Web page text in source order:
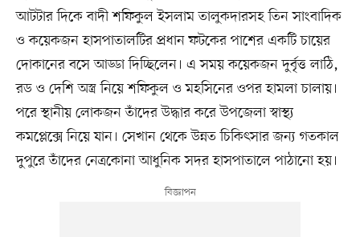
আটটার দিকে বাদী শফিকুল ইসলাম তালুকদারসহ তিন সাংবাদিক
ও কয়েকজন হাসপাতালটির প্রধান ফটকের পাশের একটি চায়ের
দোকানের বসে আড্ডা দিচ্ছিলেন। এ সময় কয়েকজন দুর্বৃত্ত লাঠি,
রড ও দেশি অস্ত্র নিয়ে শফিকুল ও মহসিনের ওপর হামলা চালায়।
পরে স্থানীয় লোকজন তাঁদের উদ্ধার করে উপজেলা স্বাস্থ্য
কমপ্লেক্সে নিয়ে যান। সেখান থেকে উন্নত চিকিৎসার জন্য গতকাল
দুপুরে তাঁদের নেত্রকোনা আধুনিক সদর হাসপাতালে পাঠানো হয়।